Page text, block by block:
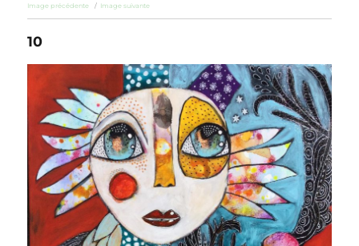
Image précédente Image suivante
10